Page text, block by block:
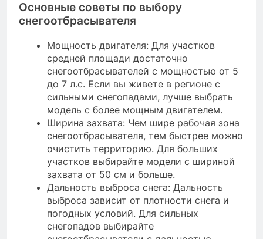
Основные советы по выбору
снегоотбрасывателя
Мощность двигателя: Для участков
средней площади достаточно
снегоотбрасывателей с мощностью от 5
до 7 л.с. Если вы живете в регионе с
сильными снегопадами, лучше выбрать
модель с более мощным двигателем.
Ширина захвата: Чем шире рабочая зона
снегоотбрасывателя, тем быстрее можно
очистить территорию. Для больших
участков выбирайте модели с шириной
захвата от 50 см и больше.
Дальность выброса снега: Дальность
выброса зависит от плотности снега и
погодных условий. Для сильных
снегопадов выбирайте